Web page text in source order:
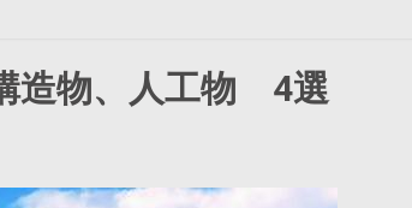
造物、人工物 4選